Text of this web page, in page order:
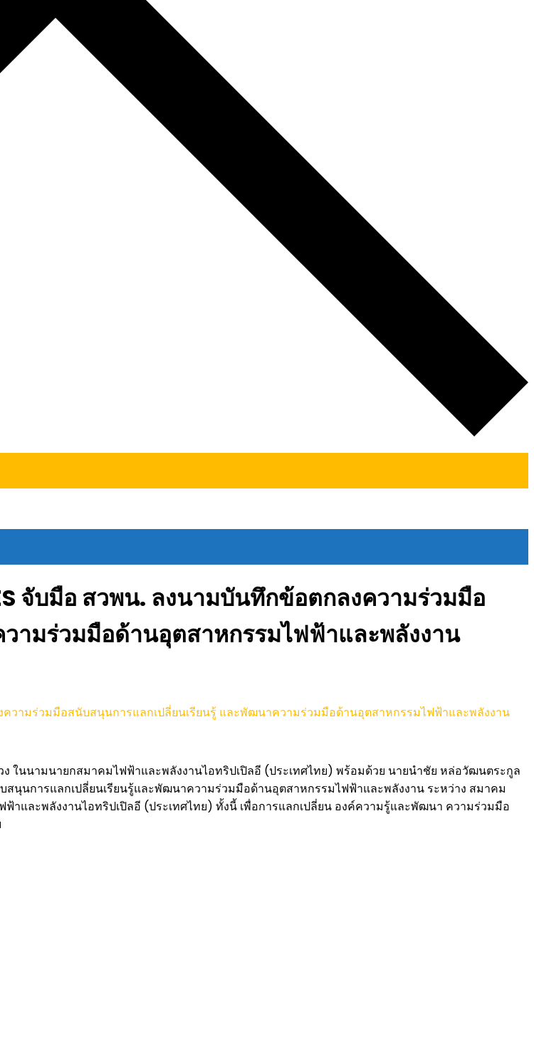
จับมือ สวพน. ลงนามบันทึกข้อตกลงความร่วมมือ
ามร่วมมือด้านอุตสาหกรรมไฟฟ้าและพลังงาน
ความร่วมมือสนับสนุนการแลกเปลี่ยนเรียนรู้ และพัฒนาความร่วมมือด้านอุตสาหกรรมไฟฟ้าและพลังงาน
ในนามนายกสมาคมไฟฟ้าและพลังงานไอทริปเปิลอี (ประเทศไทย) พร้อมด้วย นายนำชัย หล่อวัฒนตระกูล
นการแลกเปลี่ยนเรียนรู้และพัฒนาความร่วมมือด้านอุตสาหกรรมไฟฟ้าและพลังงาน ระหว่าง สมาคม
และพลังงานไอทริปเปิลอี (ประเทศไทย) ทั้งนี้ เพื่อการแลกเปลี่ยน องค์ความรู้และพัฒนา ความร่วมมือ